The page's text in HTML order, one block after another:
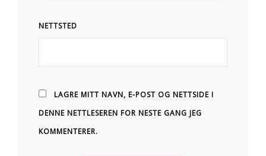
NETTSTED
LAGRE MITT NAVN, E-POST OG NETTSIDE I
DENNE NETTLESEREN FOR NESTE GANG JEG
KOMMENTERER.